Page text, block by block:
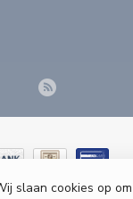
-
slaan cookies op